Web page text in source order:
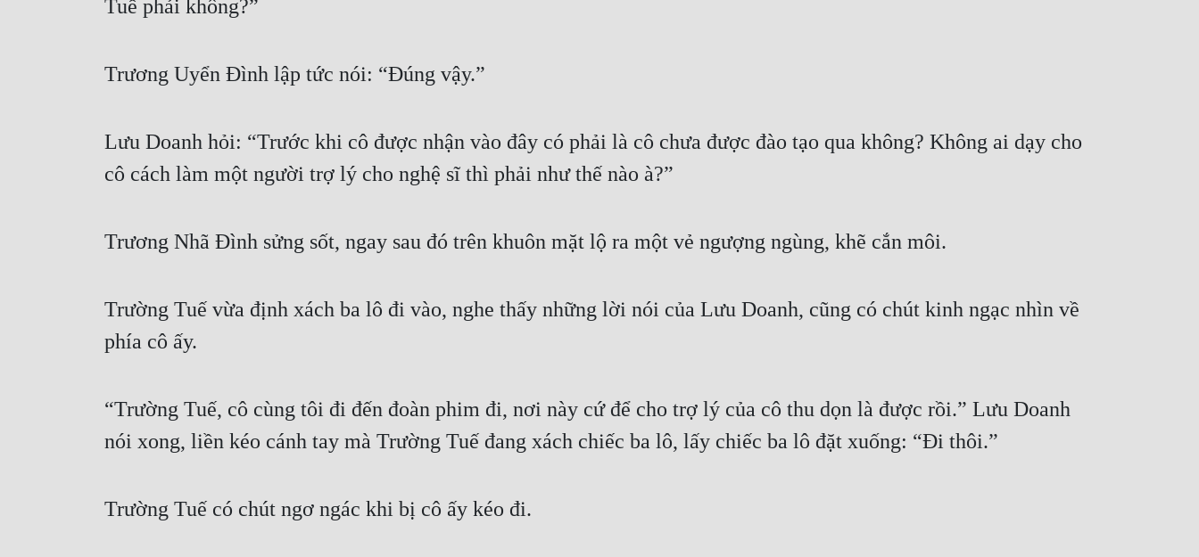
Tuế phải không?”
Trương Uyển Đình lập tức nói: “Đúng vậy.”
Lưu Doanh hỏi: “Trước khi cô được nhận vào đây có phải là cô chưa được đào tạo qua không? Không ai dạy cho
cô cách làm một người trợ lý cho nghệ sĩ thì phải như thế nào à?”
Trương Nhã Đình sửng sốt, ngay sau đó trên khuôn mặt lộ ra một vẻ ngượng ngùng, khẽ cắn môi.
Trường Tuế vừa định xách ba lô đi vào, nghe thấy những lời nói của Lưu Doanh, cũng có chút kinh ngạc nhìn về
phía cô ấy.
“Trường Tuế, cô cùng tôi đi đến đoàn phim đi, nơi này cứ để cho trợ lý của cô thu dọn là được rồi.” Lưu Doanh
nói xong, liền kéo cánh tay mà Trường Tuế đang xách chiếc ba lô, lấy chiếc ba lô đặt xuống: “Đi thôi.”
Trường Tuế có chút ngơ ngác khi bị cô ấy kéo đi.